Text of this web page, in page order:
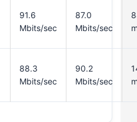
91.6
Mbits/sec
87.0
Mbits/sec
88.3
Mbits/sec
90.2
Mbits/sec